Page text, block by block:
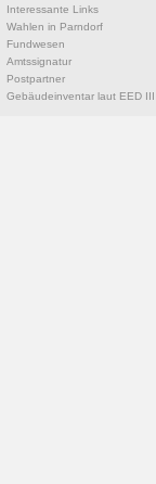
Interessante Links
Wahlen in Parndorf
Fundwesen
Amtssignatur
Postpartner
Gebäudeinventar laut EED III